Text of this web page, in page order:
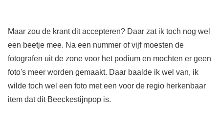
Maar zou de krant dit accepteren? Daar zat ik toch nog wel
een beetje mee. Na een nummer of vijf moesten de
fotografen uit de zone voor het podium en mochten er geen
foto's meer worden gemaakt. Daar baalde ik wel van, ik
wilde toch wel een foto met een voor de regio herkenbaar
item dat dit Beeckestijnpop is.